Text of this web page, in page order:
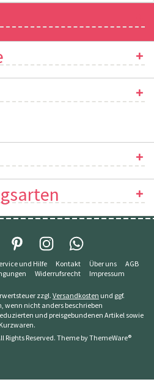
und Hilfe Kontakt Über uns
AGB
Widerrufsrecht Impressum
zzgl.Versandkosten und ggf.
wenn nicht anders beschrieben
und preisgebundenen Artikel sowie
Kurzwaren.
Rights Reserved. Theme byThemeWare®